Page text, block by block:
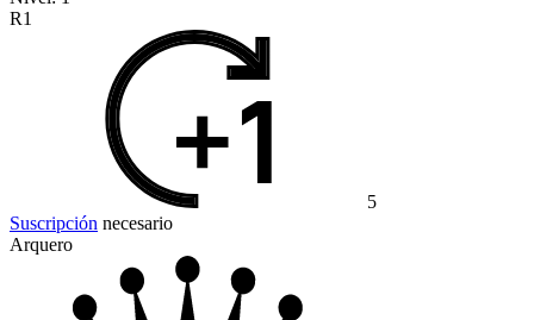
R1
5
Suscripción necesario
Arquero